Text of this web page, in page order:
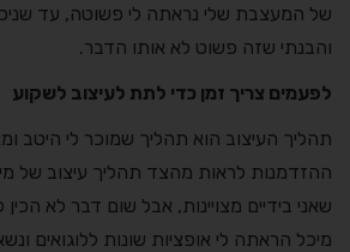
של המעצבת שלי נראתה לי פשוטה, עד
והבנתי שזה פשוט לא אותו הדבר.
לפעמים צריך זמן כדי לתת לעיצוב לשקוע
תהליך העיצוב הוא תהליך שמוכר לי היטב
ההזדמנות לראות מהצד תהליך עיצוב של
שאני בידיים מצויינות, אבל שום דבר לא
מיכל הראתה לי אופציות שונות ללוגואים